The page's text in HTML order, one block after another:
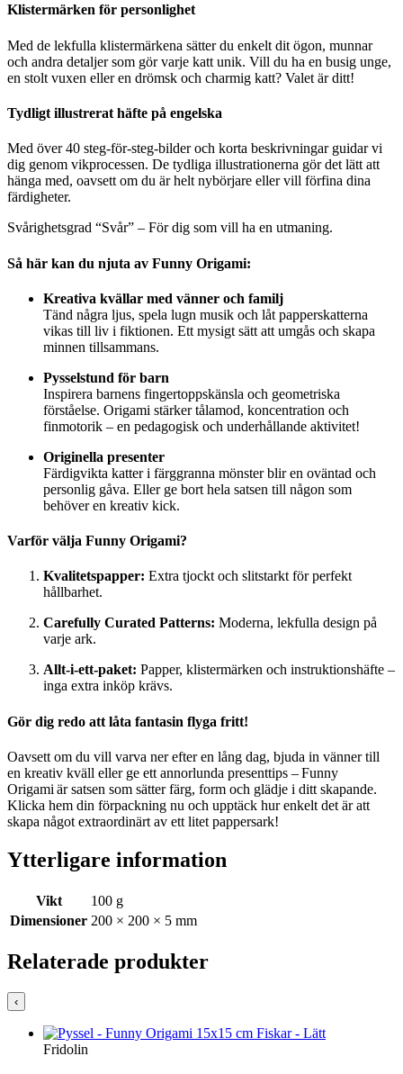
Klistermärken för personlighet
Med de lekfulla klistermärkena sätter du enkelt dit ögon, munnar
och andra detaljer som gör varje katt unik. Vill du ha en busig unge,
en stolt vuxen eller en drömsk och charmig katt? Valet är ditt!
Tydligt illustrerat häfte på engelska
Med över 40 steg-för-steg-bilder och korta beskrivningar guidar vi
dig genom vikprocessen. De tydliga illustrationerna gör det lätt att
hänga med, oavsett om du är helt nybörjare eller vill förfina dina
färdigheter.
Svårighetsgrad “Svår” – För dig som vill ha en utmaning.
Så här kan du njuta av Funny Origami:
Kreativa kvällar med vänner och familj
Tänd några ljus, spela lugn musik och låt papperskatterna
vikas till liv i fiktionen. Ett mysigt sätt att umgås och skapa
minnen tillsammans.
Pysselstund för barn
Inspirera barnens fingertoppskänsla och geometriska
förståelse. Origami stärker tålamod, koncentration och
finmotorik – en pedagogisk och underhållande aktivitet!
Originella presenter
Färdigvikta katter i färggranna mönster blir en oväntad och
personlig gåva. Eller ge bort hela satsen till någon som
behöver en kreativ kick.
Varför välja Funny Origami?
Kvalitetspapper: Extra tjockt och slitstarkt för perfekt
hållbarhet.
Carefully Curated Patterns: Moderna, lekfulla design på
varje ark.
Allt-i-ett-paket: Papper, klistermärken och instruktionshäfte –
inga extra inköp krävs.
Gör dig redo att låta fantasin flyga fritt!
Oavsett om du vill varva ner efter en lång dag, bjuda in vänner till
en kreativ kväll eller ge ett annorlunda presenttips – Funny
Origami är satsen som sätter färg, form och glädje i ditt skapande.
Klicka hem din förpackning nu och upptäck hur enkelt det är att
skapa något extraordinärt av ett litet pappersark!
Ytterligare information
Vikt
100 g
Dimensioner 200 × 200 × 5 mm
Relaterade produkter
‹
Fridolin